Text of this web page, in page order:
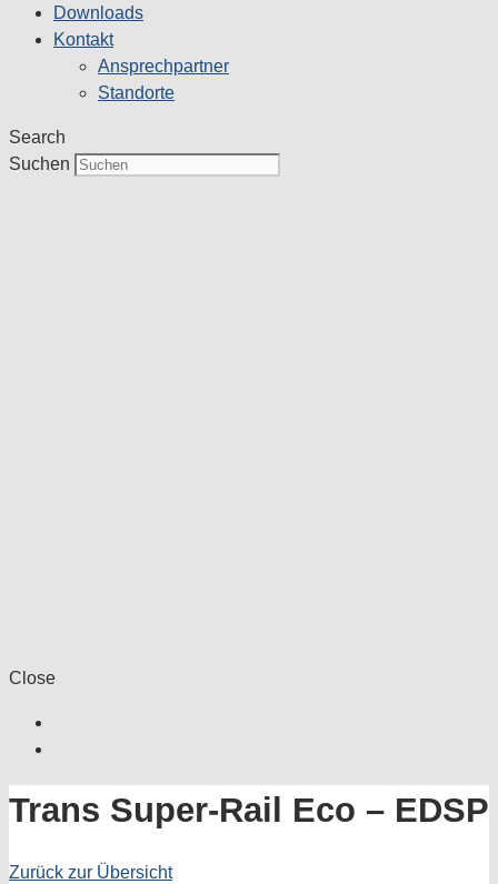
Downloads
Kontakt
Ansprechpartner
Standorte
Search
Suchen
Close
Trans Super-Rail Eco – EDSP
Zurück zur Übersicht